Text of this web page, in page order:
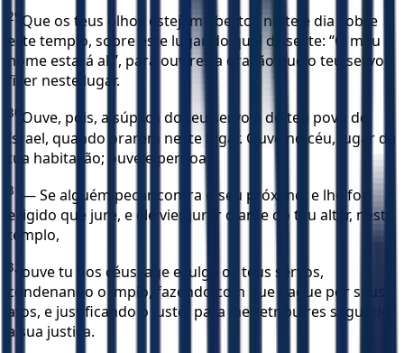
29 Que os teus olhos estejam abertos noite e dia sobre
este templo, sobre este lugar do qual disseste: “O meu
nome estará ali”, para ouvires a oração que o teu servo
fizer neste lugar.
30 Ouve, pois, a súplica do teu servo e do teu povo de
Israel, quando orarem neste lugar. Ouve no céu, lugar da
tua habitação; ouve e perdoa.
31
— Se alguém pecar contra o seu próximo, e lhe for
exigido que jure, e ele vier jurar diante do teu altar, neste
templo,
32 ouve tu nos céus, age e julga os teus servos,
condenando o ímpio, fazendo com que pague por seus
atos, e justificando o justo, para lhe retribuíres segundo
a sua justiça.